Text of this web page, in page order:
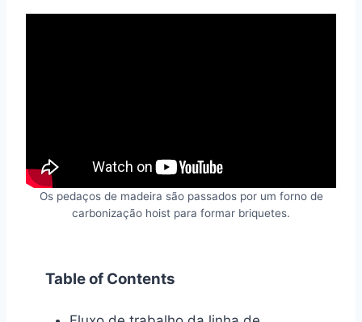
Os pedaços de madeira são passados por um forno de
carbonização hoist para formar briquetes.
Table of Contents